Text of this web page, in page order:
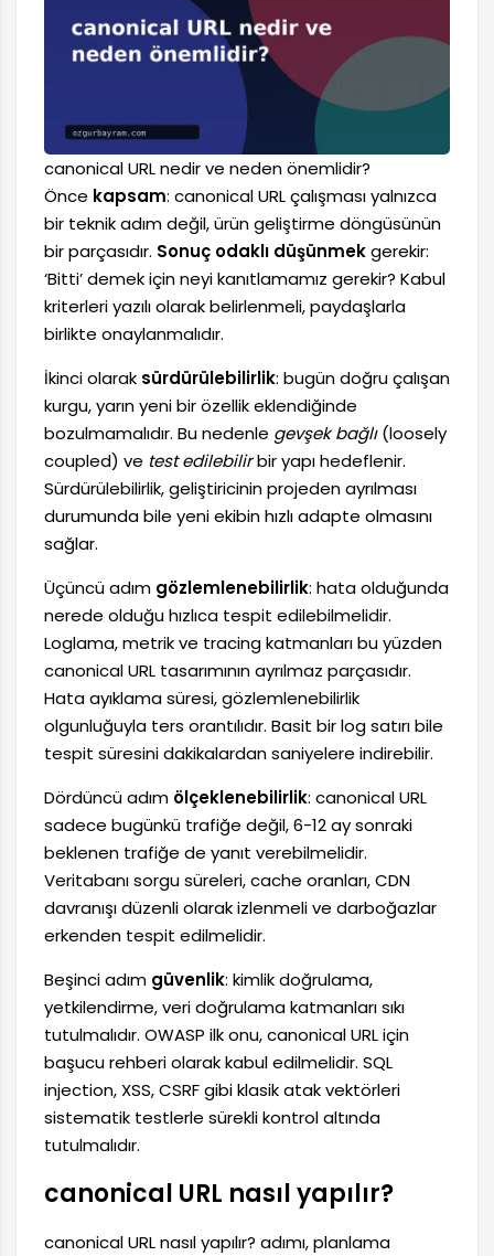
canonical URL nedir ve neden önemlidir?
Önce kapsam: canonical URL çalışması yalnızca
bir teknik adım değil, ürün geliştirme döngüsünün
bir parçasıdır. Sonuç odaklı düşünmekgerekir:
‘Bitti’ demek için neyi kanıtlamamız gerekir? Kabul
kriterleri yazılı olarak belirlenmeli, paydaşlarla
birlikte onaylanmalıdır.
İkinci olarak sürdürülebilirlik: bugün doğru çalışan
kurgu, yarın yeni bir özellik eklendiğinde
bozulmamalıdır. Bu nedenle gevşek bağlı(loosely
coupled) ve test edilebilirbir yapı hedeflenir.
Sürdürülebilirlik, geliştiricinin projeden ayrılması
durumunda bile yeni ekibin hızlı adapte olmasını
sağlar.
Üçüncü adım gözlemlenebilirlik: hata olduğunda
nerede olduğu hızlıca tespit edilebilmelidir.
Loglama, metrik ve tracing katmanları bu yüzden
canonical URL tasarımının ayrılmaz parçasıdır.
Hata ayıklama süresi, gözlemlenebilirlik
olgunluğuyla ters orantılıdır. Basit bir log satırı bile
tespit süresini dakikalardan saniyelere indirebilir.
Dördüncü adım ölçeklenebilirlik: canonical URL
sadece bugünkü trafiğe değil, 6-12 ay sonraki
beklenen trafiğe de yanıt verebilmelidir.
Veritabanı sorgu süreleri, cache oranları, CDN
davranışı düzenli olarak izlenmeli ve darboğazlar
erkenden tespit edilmelidir.
Beşinci adım güvenlik: kimlik doğrulama,
yetkilendirme, veri doğrulama katmanları sıkı
tutulmalıdır. OWASP ilk onu, canonical URL için
başucu rehberi olarak kabul edilmelidir. SQL
injection, XSS, CSRF gibi klasik atak vektörleri
sistematik testlerle sürekli kontrol altında
tutulmalıdır.
canonical URL nasıl yapılır?
canonical URL nasıl yapılır? adımı, planlama